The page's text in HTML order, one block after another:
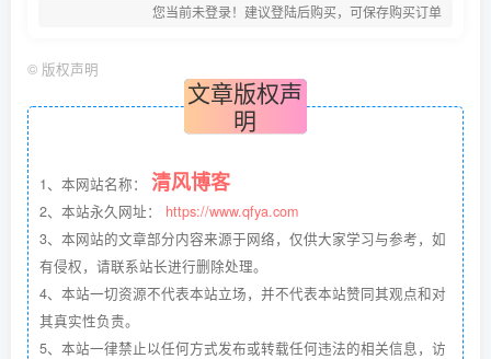
您当前未登录！建议登陆后购买，可保存购买订单
© 版权声明
文章版权声
明
1、本网站名称： 清风博客
2、本站永久网址： https://www.qfya.com
3、本网站的文章部分内容来源于网络，仅供大家学习与参考，如
有侵权，请联系站长进行删除处理。
4、本站一切资源不代表本站立场，并不代表本站赞同其观点和对
其真实性负责。
5、本站一律禁止以任何方式发布或转载任何违法的相关信息，访